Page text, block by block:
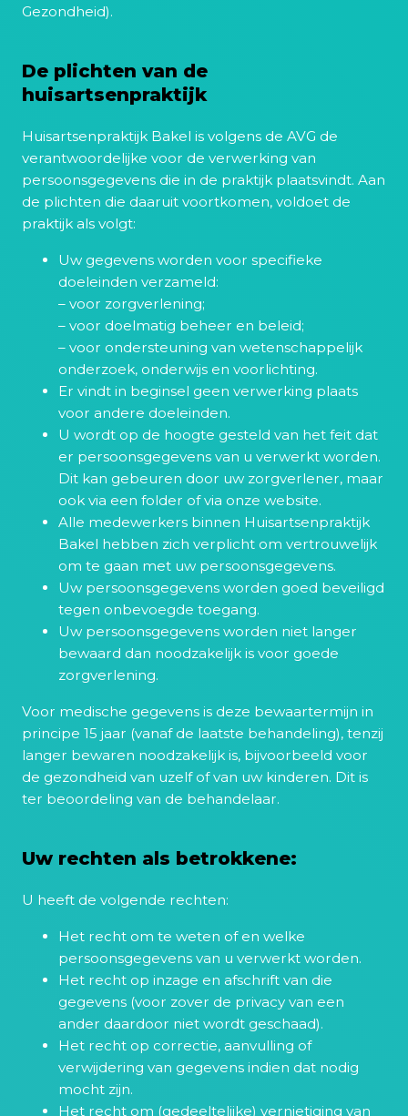
Gezondheid).
De plichten van de
huisartsenpraktijk
Huisartsenpraktijk Bakel is volgens de AVG de
verantwoordelijke voor de verwerking van
persoonsgegevens die in de praktijk plaatsvindt. Aan
de plichten die daaruit voortkomen, voldoet de
praktijk als volgt:
Uw gegevens worden voor specifieke
doeleinden verzameld:
– voor zorgverlening;
– voor doelmatig beheer en beleid;
– voor ondersteuning van wetenschappelijk
onderzoek, onderwijs en voorlichting.
Er vindt in beginsel geen verwerking plaats
voor andere doeleinden.
U wordt op de hoogte gesteld van het feit dat
er persoonsgegevens van u verwerkt worden.
Dit kan gebeuren door uw zorgverlener, maar
ook via een folder of via onze website.
Alle medewerkers binnen Huisartsenpraktijk
Bakel hebben zich verplicht om vertrouwelijk
om te gaan met uw persoonsgegevens.
Uw persoonsgegevens worden goed beveiligd
tegen onbevoegde toegang.
Uw persoonsgegevens worden niet langer
bewaard dan noodzakelijk is voor goede
zorgverlening.
Voor medische gegevens is deze bewaartermijn in
principe 15 jaar (vanaf de laatste behandeling), tenzij
langer bewaren noodzakelijk is, bijvoorbeeld voor
de gezondheid van uzelf of van uw kinderen. Dit is
ter beoordeling van de behandelaar.
Uw rechten als betrokkene:
U heeft de volgende rechten:
Het recht om te weten of en welke
persoonsgegevens van u verwerkt worden.
Het recht op inzage en afschrift van die
gegevens (voor zover de privacy van een
ander daardoor niet wordt geschaad).
Het recht op correctie, aanvulling of
verwijdering van gegevens indien dat nodig
mocht zijn.
Het recht om (gedeeltelijke) vernietiging van